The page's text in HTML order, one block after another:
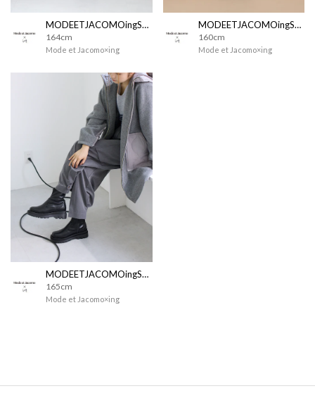
MODEETJACOMOingSTAFF
164cm
Mode et Jacomo×ing
MODEETJACOMOingSTAFF
160cm
Mode et Jacomo×ing
MODEETJACOMOingSTAFF
165cm
Mode et Jacomo×ing